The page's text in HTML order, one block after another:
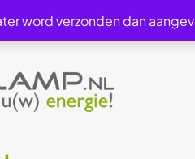
word verzonden dan